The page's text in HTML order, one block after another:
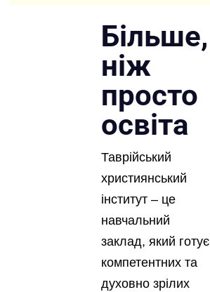
Більше,
ніж
просто
освіта
Таврійський
християнський
інститут – це
навчальний
заклад, який готує
компетентних та
духовно зрілих